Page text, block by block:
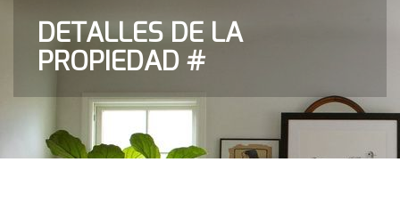
DETALLES DE LA
PROPIEDAD #